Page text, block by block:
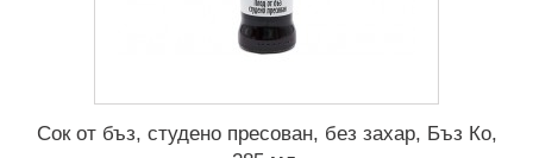
Сок от бъз, студено пресован, без захар, Бъз Ко,